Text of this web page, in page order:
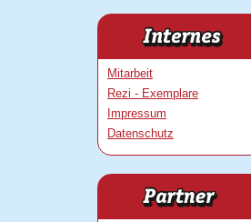
Mitarbeit
Rezi - Exemplare
Impressum
Datenschutz